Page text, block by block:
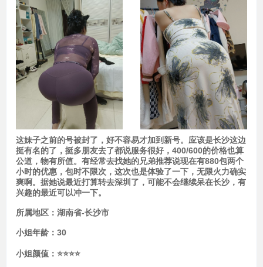
这妹子之前的号被封了，好不容易才加到新号。应该是长沙这边
挺有名的了，挺多朋友去了都说服务很好，400/600的价格也算
公道，物有所值。有经常去找她的兄弟推荐说现在有880包两个
小时的优惠，包时不限次，这次也是体验了一下，无限火力确实
爽啊。据她说最近打算转去深圳了，可能不会继续呆在长沙，有
兴趣的最近可以冲一下。
所属地区： 湖南省-长沙市
小姐年龄： 30
小姐颜值： ⭐⭐⭐⭐